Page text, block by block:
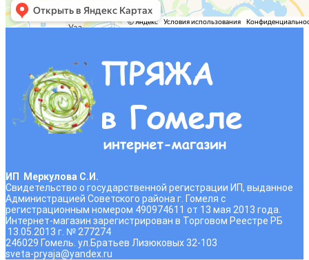
ИП Меркулова С.И.
Свидетельство о государственной регистрации ИП, выданное
Администрацией Советского района г. Гомеля с
регистрационным номером 490974611 от 13 мая 2013 года.
Интернет-магазин зарегистрирован в Торговом Реестре РБ
13.05.2013 г. № 277274
246029 Гомель. ул.Братьев Лизюковых 32-103
sveta-pryaja@yandex.ru